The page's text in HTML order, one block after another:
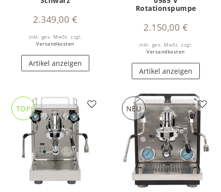
2.349,00 €
inkl. ges. MwSt. zzgl.
Versandkosten
Artikel anzeigen
Rotationspumpe
2.150,00 €
inkl. ges. MwSt. zzgl.
Versandkosten
Artikel anzeigen
TOP NEU